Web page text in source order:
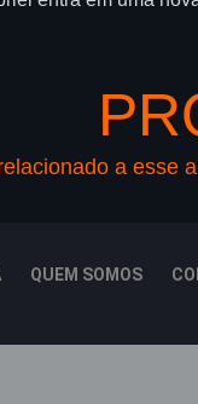
a esse
QUEM SOMOS